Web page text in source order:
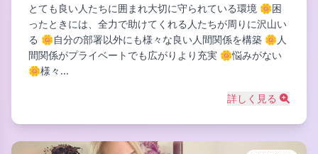
とても良い人たちに囲まれ大切に守られている環境 🌼困
ったときには、全力で助けてくれる人たちが周りに沢山い
る 🌼自分の部署以外にも様々な良い人間関係を構築 🌼人
間関係がプライベートでも広がりより充実 🌼悩みがない
🌼様々...
詳しく見る